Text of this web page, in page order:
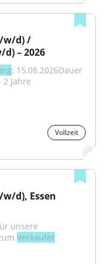
w/d) /
– 2026
: 15.08.2026Dauer
Jahre
Vollzeit
d), Essen
unsere
Verkäufer